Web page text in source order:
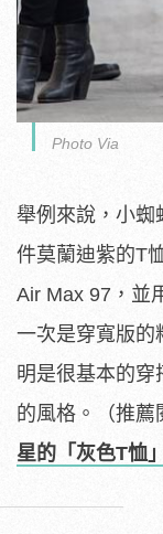
Photo Via
舉例來說，小蜘
件莫蘭迪紫的T
Air Max 97，並
一次是穿寬版的
明是很基本的穿
的風格。（推薦
星的「灰色T恤